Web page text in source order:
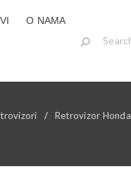
O NAMA
/ Retrovizor Honda